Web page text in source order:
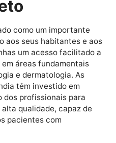
de pele.
as clínicas
também oferecem
aplicação de toxina
faciais, peelings
à crescente demanda
saúde e beleza. Isso
na cidade uma
com a pele, sem
centros para